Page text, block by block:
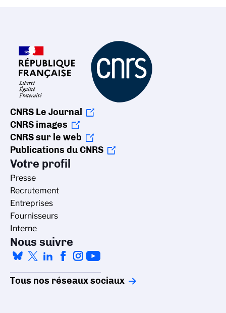
CNRS Le Journal
CNRS images
CNRS sur le web
Publications du CNRS
Votre profil
Presse
Recrutement
Entreprises
Fournisseurs
Interne
Nous suivre
Tous nos réseaux sociaux